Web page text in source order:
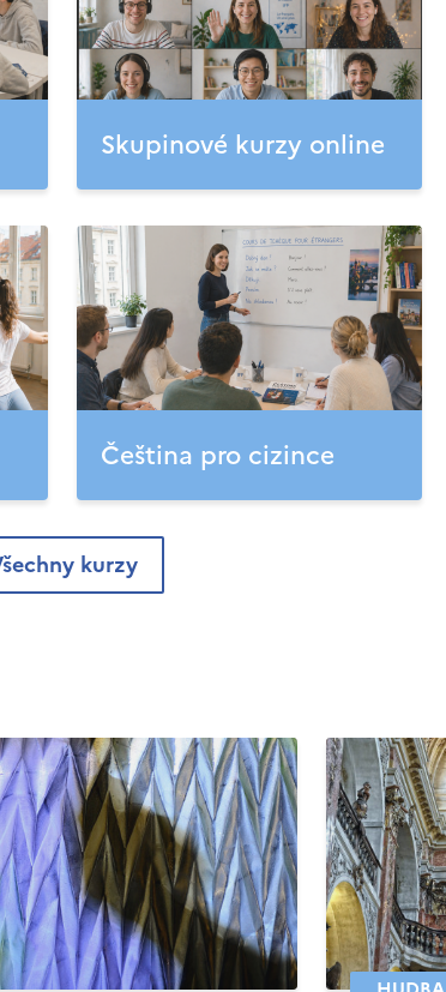
Skupinové kurzy online
Čeština pro cizince
Všechny kurzy